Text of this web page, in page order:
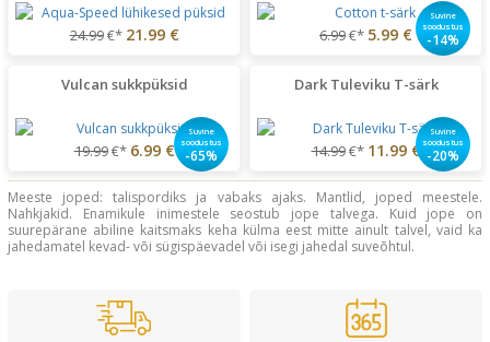
24.99€* 21.99 €
Suvine
soodustus
-14%
6.99€* 5.99 €
Vulcan sukkpüksid
Suvine
soodustus
-65%
19.99€* 6.99 €
Dark Tuleviku T-särk
Suvine
soodustus
-20%
14.99€* 11.99 €
Meeste joped: talispordiks ja vabaks ajaks. Mantlid, joped meestele.
Nahkjakid. Enamikule inimestele seostub jope talvega. Kuid jope on
suurepärane abiline kaitsmaks keha külma eest mitte ainult talvel, vaid ka
jahedamatel kevad- või sügispäevadel või isegi jahedal suveõhtul.